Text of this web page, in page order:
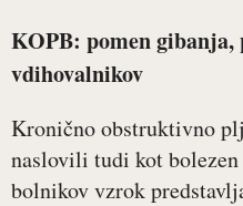
KOPB: pomen
vdihovalnikov
Kronično obstruktivno
naslovili tudi kot
bolnikov vzrok